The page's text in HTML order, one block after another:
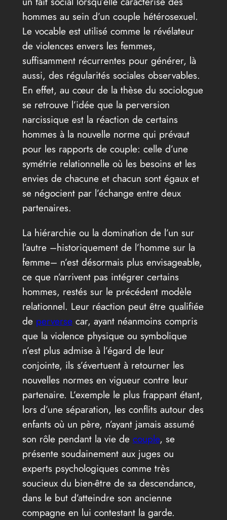
hommes au sein d’un couple hétérosexuel.
Le vocable est utilisé comme le révélateur
de violences envers les femmes,
suffisamment récurrentes pour générer, là
aussi, des régularités sociales observables.
En effet, au cœur de la thèse du sociologue
se retrouve l’idée que la perversion
narcissique est la réaction de certains
hommes à la nouvelle norme qui prévaut
pour les rapports de couple: celle d’une
symétrie relationnelle où les besoins et les
envies de chacune et chacun sont égaux et
se négocient par l’échange entre deux
partenaires.
La hiérarchie ou la domination de l’un sur
l’autre –historiquement de l’homme sur la
femme– n’est désormais plus envisageable,
ce que n’arrivent pas intégrer certains
hommes, restés sur le précédent modèle
relationnel. Leur réaction peut être qualifiée
de perversecar, ayant néanmoins compris
que la violence physique ou symbolique
n’est plus admise à l’égard de leur
conjointe, ils s’évertuent à retourner les
nouvelles normes en vigueur contre leur
partenaire. L’exemple le plus frappant étant,
lors d’une séparation, les conflits autour des
enfants où un père, n’ayant jamais assumé
son rôle pendant la vie de couple, se
présente soudainement aux juges ou
experts psychologiques comme très
soucieux du bien-être de sa descendance,
dans le but d’atteindre son ancienne
compagne en lui contestant la garde.